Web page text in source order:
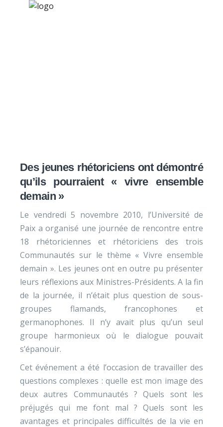
Des jeunes rhétoriciens ont démontré
qu’ils pourraient « vivre ensemble
demain »
Le vendredi 5 novembre 2010, l’Université de
Paix a organisé une journée de rencontre entre
18 rhétoriciennes et rhétoriciens des trois
Communautés sur le thème « Vivre ensemble
demain ». Les jeunes ont en outre pu présenter
leurs réflexions aux Ministres-Présidents. A la fin
de la journée, il n’était plus question de sous-
groupes flamands, francophones et
germanophones. Il n’y avait plus qu’un seul
groupe harmonieux où le dialogue pouvait
s’épanouir.
Cet événement a été l’occasion de travailler des
questions complexes : quelle est mon image des
deux autres Communautés ? Quels sont les
préjugés qui me font mal ? Quels sont les
avantages et principales difficultés de la vie en